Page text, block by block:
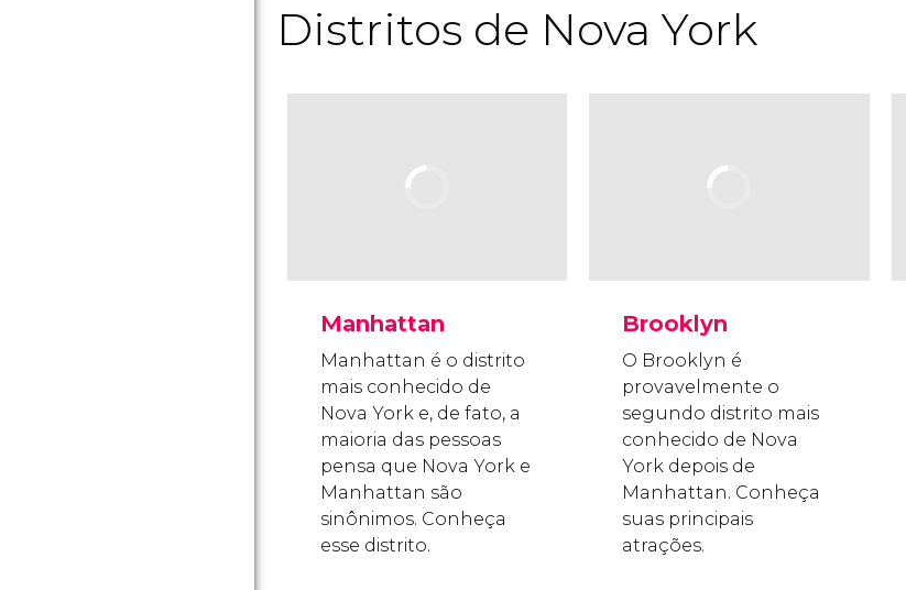
Distritos de Nova York
Manhattan
Manhattan é o distrito
mais conhecido de
Nova York e, de fato, a
maioria das pessoas
pensa que Nova York e
Manhattan são
sinônimos. Conheça
esse distrito.
Brooklyn
O Brooklyn é
provavelmente o
segundo distrito mais
conhecido de Nova
York depois de
Manhattan. Conheça
suas principais
atrações.